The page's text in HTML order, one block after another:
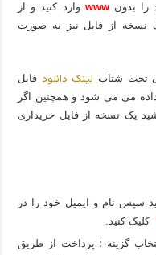
را بدون www وارد کنید و از
نسخه از فایل نیز به صورت
تحت شتاب لینک دانلود فایل
می می شود و همچنین اگر
یک نسخه از فایل خریداری
سپس نام و ایمیل خود را در
کلیک کنید.
گزینه ؛ پرداخت از طریق